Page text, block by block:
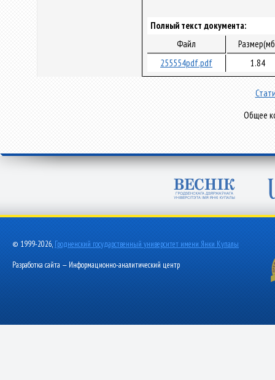
Полный текст документа:
Файл
255554pdf.pdf
1.84
Общее
© 1999-2026, Гродненский государственный университет имени Янки Купалы
Разработка сайта — Информационно-аналитический центр